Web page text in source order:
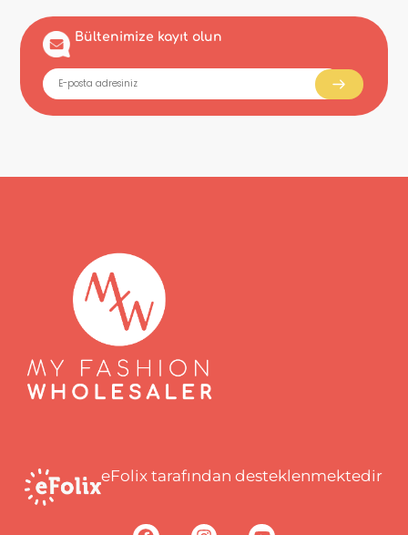
Bültenimize kayıt olun
eFolix tarafından desteklenmektedir